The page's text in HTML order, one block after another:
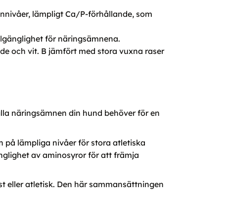
lämpligt Ca/P-förhållande, som
för näringsämnena.
och vit. B jämfört med stora vuxna raser
näringsämnen din hund behöver för en
på lämpliga nivåer för stora atletiska
av aminosyror för att främja
eller atletisk. Den här sammansättningen